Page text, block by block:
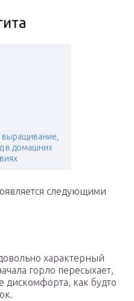
выращивание,
в домашних
следующими
характерный
горло пересыхает,
как будто